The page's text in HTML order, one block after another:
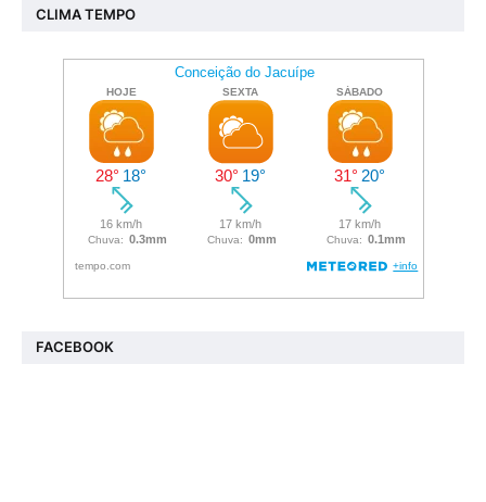
CLIMA TEMPO
FACEBOOK